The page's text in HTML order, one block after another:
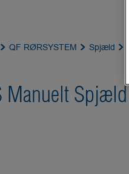
QF RØRSYSTEM Spjæld
Manuelt Spjæld